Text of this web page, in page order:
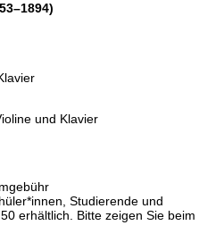
und Klavier
Studierende und
erhältlich. Bitte zeigen Sie beim